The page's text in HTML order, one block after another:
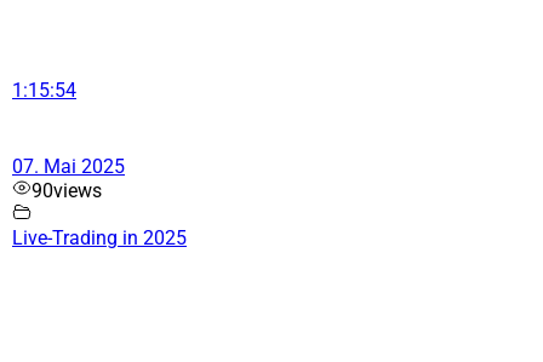
1:15:54
07. Mai 2025
90views
Live-Trading in 2025